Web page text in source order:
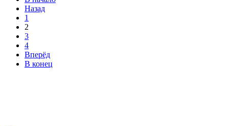
Назад
1
2
3
4
Вперёд
В конец